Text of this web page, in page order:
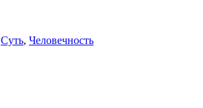
Суть, Человечность